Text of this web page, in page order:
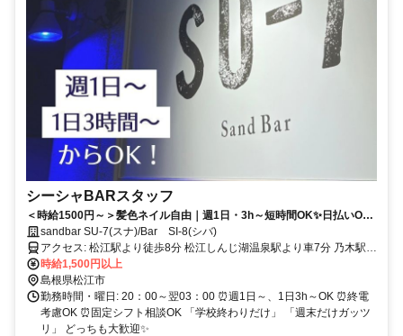
シーシャBARスタッフ
＜時給1500円～＞髪色ネイル自由｜週1日・3h～短時間OK✨日払いOK
｜ sandbar SU-7(スナ)/Bar SI-8(シバ)
アクセス: 松江駅より徒歩8分 松江しんじ湖温泉駅より車7分 乃木駅よ
り車8分
時給1,500円以上
島根県松江市
勤務時間・曜日: 20：00～翌03：00 ⏰週1日～、1日3h～OK ⏰終電
考慮OK ⏰固定シフト相談OK 「学校終わりだけ」 「週末だけガッツ
リ」 どっちも大歓迎✨